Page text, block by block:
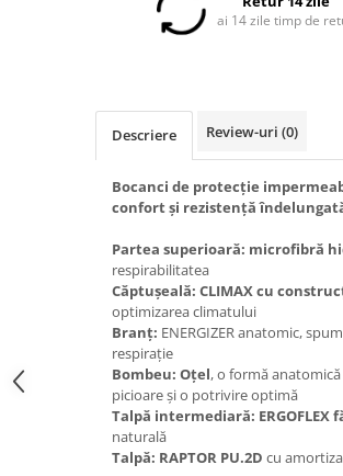
ai 14 zile timp de
Descriere Review-uri (0)
Bocanci de protecție
confort și rezistență
Partea superioară: microfibră
respirabilitatea
Căptușeală: CLIMAX cu
optimizarea climatului
Branț: ENERGIZER anatomic,
respirație
Bombeu: Oțel, o formă
picioare și o potrivire optimă
Talpă intermediară:
naturală
Talpă: RAPTOR PU.2D cu